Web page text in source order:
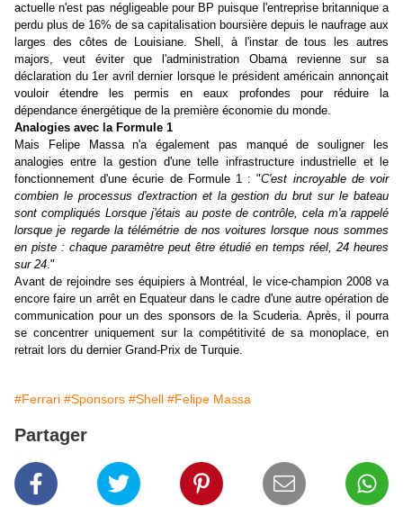
actuelle n'est pas négligeable pour BP puisque l'entreprise britannique a
perdu plus de 16% de sa capitalisation boursière depuis le naufrage aux
larges des côtes de Louisiane. Shell, à l'instar de tous les autres
majors, veut éviter que l'administration Obama revienne sur sa
déclaration du 1er avril dernier lorsque le président américain annonçait
vouloir étendre les permis en eaux profondes pour réduire la
dépendance énergétique de la première économie du monde.
Analogies avec la Formule 1
Mais Felipe Massa n'a également pas manqué de souligner les
analogies entre la gestion d'une telle infrastructure industrielle et le
fonctionnement d'une écurie de Formule 1 : "C'est incroyable de voir
combien le processus d'extraction et la gestion du brut sur le bateau
sont compliqués Lorsque j'étais au poste de contrôle, cela m'a rappelé
lorsque je regarde la télémétrie de nos voitures lorsque nous sommes
en piste : chaque paramètre peut être étudié en temps réel, 24 heures
sur 24."
Avant de rejoindre ses équipiers à Montréal, le vice-champion 2008 va
encore faire un arrêt en Equateur dans le cadre d'une autre opération de
communication pour un des sponsors de la Scuderia. Après, il pourra
se concentrer uniquement sur la compétitivité de sa monoplace, en
retrait lors du dernier Grand-Prix de Turquie.
#Ferrari #Sponsors #Shell #Felipe Massa
Partager